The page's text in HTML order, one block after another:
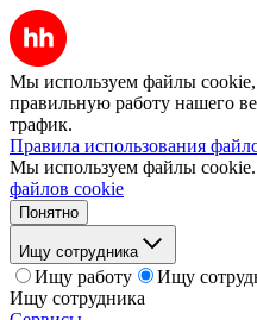
Мы используем файлы cookie,
правильную работу нашего
трафик.
Правила использования
Мы используем файлы cookie.
файлов cookie
Понятно
Ищу сотрудника
Ищу работу
Ищу
Ищу сотрудника